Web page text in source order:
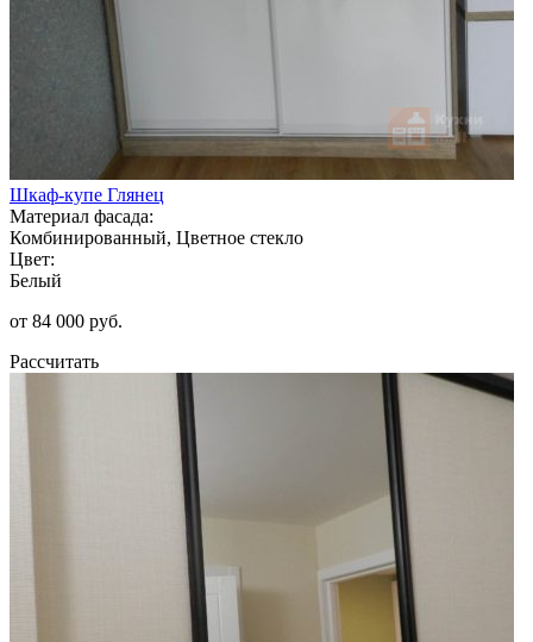
Шкаф-купе Глянец
Материал фасада:
Комбинированный, Цветное стекло
Цвет:
Белый
от 84 000 руб.
Рассчитать